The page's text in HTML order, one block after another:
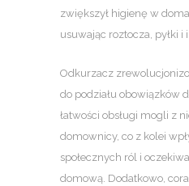
zwiększył higienę w
usuwając roztocza, pyłki i
Odkurzacz
do podziału obowiązków
łatwości obsługi mogli z
domownicy, co z kolei
społecznych ról i
domową. Dodatkowo,